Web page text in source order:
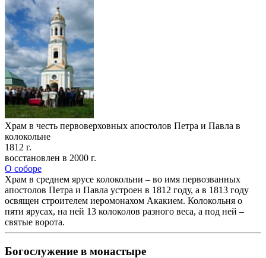
Храм в честь первоверховных апостолов Петра и Павла в
колокольне
1812 г.
восстановлен в 2000 г.
О соборе
Храм в среднем ярусе колокольни – во имя первозванных
апостолов Петра и Павла устроен в 1812 году, а в 1813 году
освящен строителем иеромонахом Акакием. Колокольня о
пяти ярусах, на ней 13 колоколов разного веса, а под ней –
святые ворота.
Богослужение в монастыре